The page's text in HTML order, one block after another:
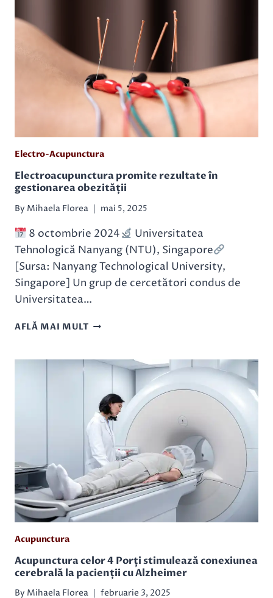
PENTRU
TULBURĂRI
NEUROLOGICE
FRECVENTE:
DOVEZI
DIN
NEUROIMAGISTICĂ
Electro-Acupunctura
Electroacupunctura promite rezultate în
gestionarea obezității
By Mihaela Florea mai 5, 2025
8 octombrie 2024
Universitatea
Tehnologică Nanyang (NTU), Singapore
[Sursa: Nanyang Technological University,
Singapore] Un grup de cercetători condus de
Universitatea…
AFLĂ MAI MULTELECTROACUPUNCTURA
ÎN
GESTIONAREA
OBEZITĂȚII
Acupunctura
Acupunctura celor 4 Porți stimulează conexiunea
cerebrală la pacienții cu Alzheimer
By Mihaela Florea februarie 3, 2025